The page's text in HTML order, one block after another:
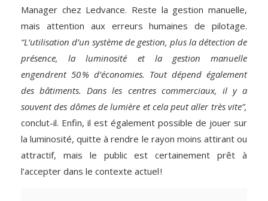
Manager chez Ledvance. Reste la gestion manuelle,
mais attention aux erreurs humaines de pilotage.
“L’utilisation d’un système de gestion, plus la détection de
présence, la luminosité et la gestion manuelle
engendrent 50 % d’économies. Tout dépend également
des bâtiments. Dans les centres commerciaux, il y a
souvent des dômes de lumière et cela peut aller très vite”,
conclut-il. Enfin, il est également possible de jouer sur
la luminosité, quitte à rendre le rayon moins attirant ou
attractif, mais le public est certainement prêt à
l’accepter dans le contexte actuel !